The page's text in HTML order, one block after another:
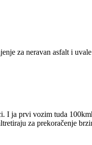
za neravan asfalt i
ja prvi vozim tuda
za prekoračenje